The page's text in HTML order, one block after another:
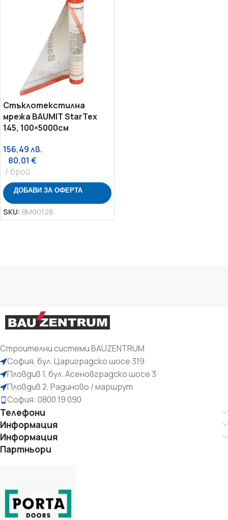
Стъклотекстилна
мрежа BAUMIT StarTex
145, 100×5000см
156,49лв.
80,01 €
брой
ДОБАВИ ЗА ОФЕРТА
SKU: BM00128
Строителни системи BAUZENTRUM
София, бул. Цариградско шосе 319
Пловдив 1, бул. Асеновградско шосе 3
Пловдив 2, Радиново / маршрут
София: 0800 19 090
Телефони
Информация
Информация
Партньори